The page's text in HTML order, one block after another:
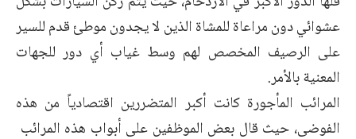
عشوائي دون مراعاة للمشاة الذين لا يجدون موطئ قدم للسير
على الرصيف المخصص لهم وسط غياب أي دور للجهات
المعنية بالأمر.
المرائب المأجورة كانت أكبر المتضررين اقتصادياً من هذه
الفوضى، حيث قال بعض الموظفين على أبواب هذه المرائب